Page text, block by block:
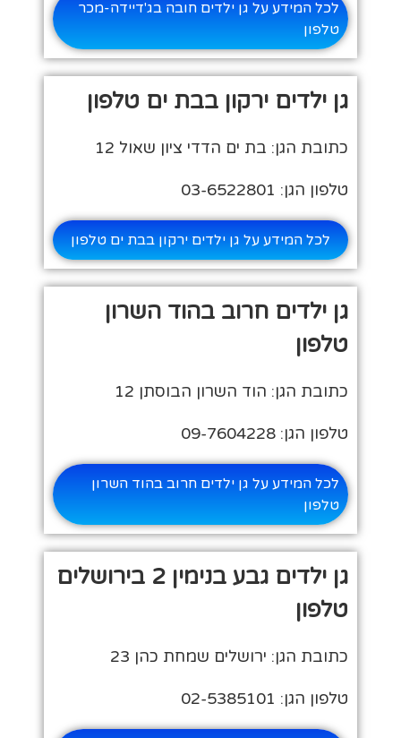
לכל המידע על גן ילדים חובה בג'דיידה-מכר
טלפון
גן ילדים ירקון בבת ים טלפון
כתובת הגן: בת ים הדדי ציון שאול 12
טלפון הגן: 03-6522801
לכל המידע על גן ילדים ירקון בבת ים טלפון
גן ילדים חרוב בהוד השרון
טלפון
כתובת הגן: הוד השרון הבוסתן 12
טלפון הגן: 09-7604228
לכל המידע על גן ילדים חרוב בהוד השרון
טלפון
גן ילדים גבע בנימין 2 בירושלים
טלפון
כתובת הגן: ירושלים שמחת כהן 23
טלפון הגן: 02-5385101